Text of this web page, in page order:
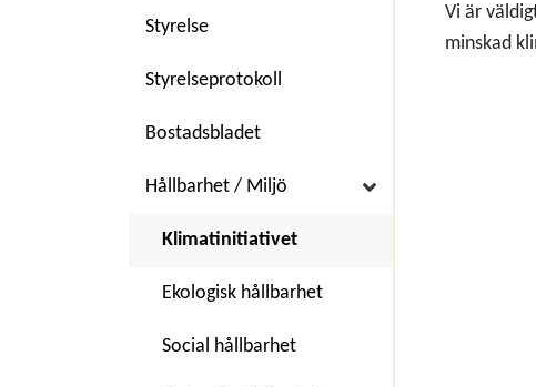
Styrelse
Styrelseprotokoll
Bostadsbladet
Hållbarhet / Miljö
Klimatinitiativet
Ekologisk hållbarhet
Social hållbarhet
Vi är
minskad